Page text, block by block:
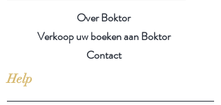
Over Boktor
Verkoop uw boeken aan Boktor
Contact
Help